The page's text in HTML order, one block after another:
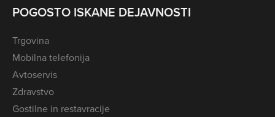
POGOSTO ISKANE DEJAVNOSTI
Trgovina
Mobilna telefonija
Avtoservis
Zdravstvo
Gostilne in restavracije